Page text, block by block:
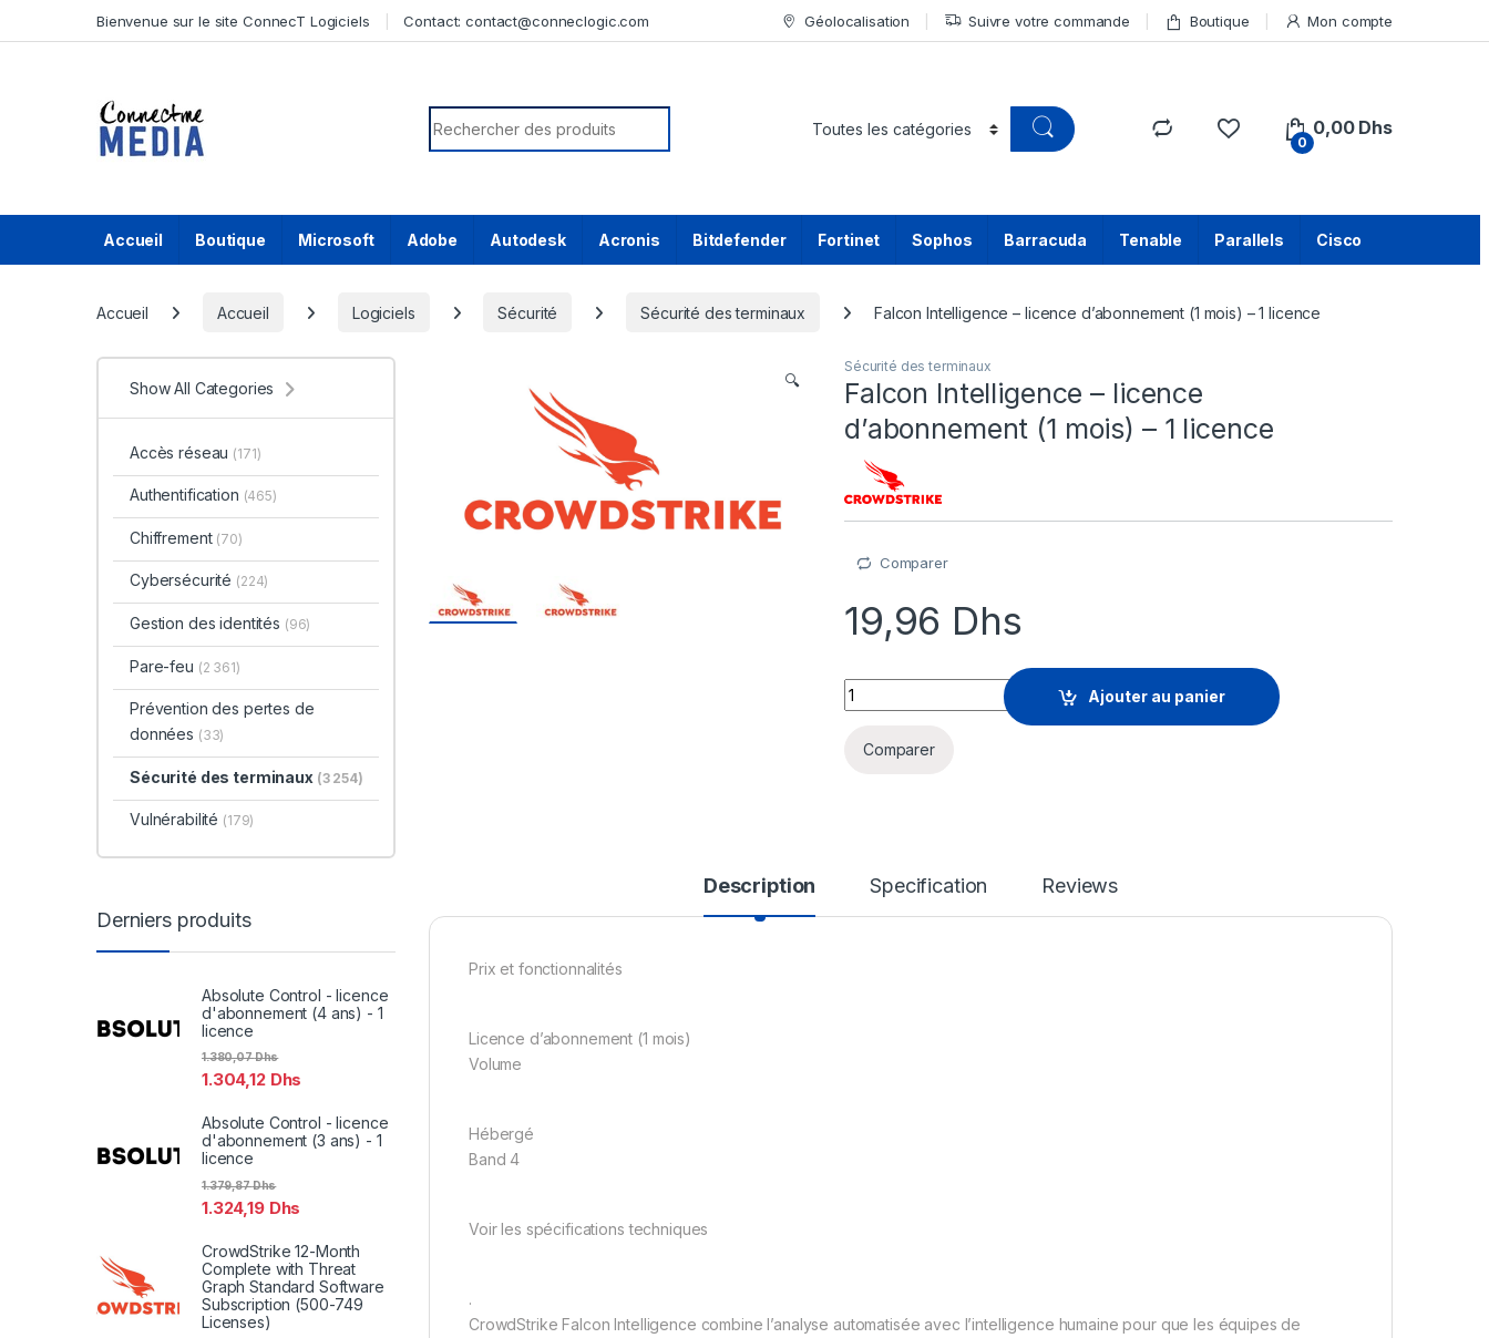
Bienvenue sur le site ConnecT Logiciels Contact:contact@conneclogic.com Géolocalisation Suivre votre commande Boutique Mon compte
Search for:
0
0,00 Dhs
Accueil Boutique Microsoft Adobe Autodesk Acronis Bitdefender Fortinet Sophos Barracuda Tenable Parallels Cisco
Accueil Accueil Logiciels Sécurité Sécurité des terminaux Falcon Intelligence – licence d’abonnement (1 mois) – 1 licence
🔍
Sécurité des terminaux
Falcon Intelligence – licence
d’abonnement (1 mois) – 1 licence
Comparer
19,96 Dhs
Falcon Intelligence - licence d'abonnement (1 mois) - 1 licence quantity
Ajouter au panier
Comparer
Description Specification Reviews
Prix et fonctionnalités
Licence d’abonnement (1 mois)
Volume
Hébergé
Band 4
Voir les spécifications techniques
.
CrowdStrike Falcon Intelligence combine l’analyse automatisée avec l’intelligence humaine pour que les équipes de
Show All Categories
Accès réseau (171)
Authentification (465)
Chiffrement (70)
Cybersécurité (224)
Gestion des identités (96)
Pare-feu (2 361)
Prévention des pertes de
données (33)
Sécurité des terminaux (3 254)
Vulnérabilité (179)
Derniers produits
Absolute Control - licence
d'abonnement (4 ans) - 1
licence
1.304,12 Dhs
1.380,07Dhs
Absolute Control - licence
d'abonnement (3 ans) - 1
licence
1.324,19 Dhs
1.379,87Dhs
CrowdStrike 12-Month
Complete with Threat
Graph Standard Software
Subscription (500-749
Licenses)